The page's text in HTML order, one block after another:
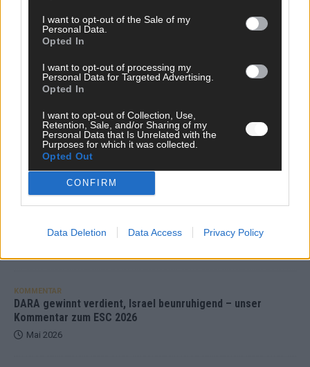
I want to opt-out of the Sale of my
Personal Data.
Opted In
I want to opt-out of processing my
Personal Data for Targeted Advertising.
Opted In
I want to opt-out of Collection, Use,
Retention, Sale, and/or Sharing of my
Personal Data that Is Unrelated with the
Purposes for which it was collected.
Opted Out
CONFIRM
Data Deletion Data Access Privacy Policy
Heidi ist zurück bei RTL – und feiert ihr
Oktoberfest-Fest erstmals auf neuem
August 2026
ESC 2027 in Bulgarien – und Deutschland sucht schon
seinen Act
August 2026
EXTRA
2026 macht vieles neu
KOMMENTAR
DARA gewinnt verdient, Israel beunruhigend – unser
Kommentar zum ESC 2026
Mai 2026